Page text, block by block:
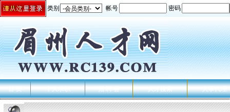
类别 帐号 密码
首 页 个人求职 招 聘 会 人才搜索 人事代理